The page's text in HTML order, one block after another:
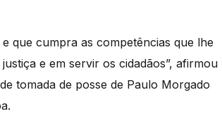
que cumpra as competências que lhe
e em servir os cidadãos”, afirmou
tomada de posse de Paulo Morgado